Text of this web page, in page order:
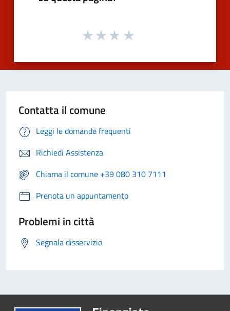
Contatta il comune
Leggi le domande frequenti
Richiedi Assistenza
Chiama il comune +39 080 310 7111
Prenota un appuntamento
Problemi in città
Segnala disservizio